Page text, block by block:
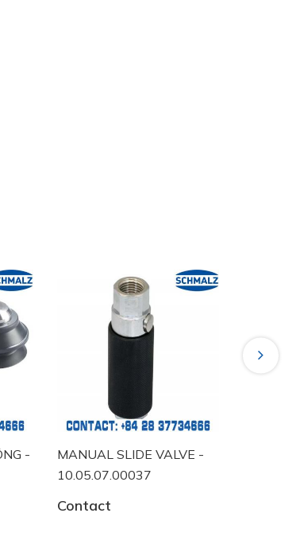
MANUAL SLIDE VALVE -
10.05.07.00037
VACUUM
Next